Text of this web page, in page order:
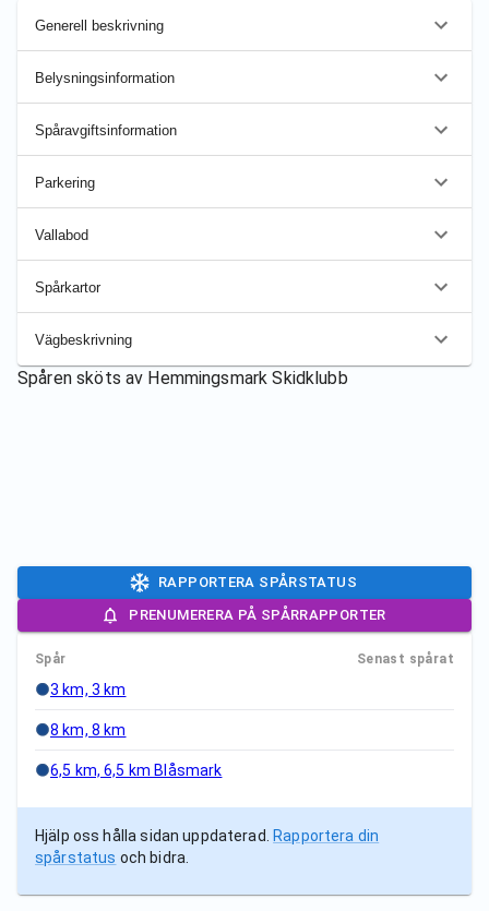
Generell beskrivning
Belysningsinformation
Spåravgiftsinformation
Parkering
Vallabod
Spårkartor
Vägbeskrivning
Spåren sköts av Hemmingsmark Skidklubb
RAPPORTERA SPÅRSTATUS
PRENUMERERA PÅ SPÅRRAPPORTER
Spår Senast spårat
3 km, 3 km
8 km, 8 km
6,5 km, 6,5 km Blåsmark
Hjälp oss hålla sidan uppdaterad.
Rapportera din
spårstatus och bidra.